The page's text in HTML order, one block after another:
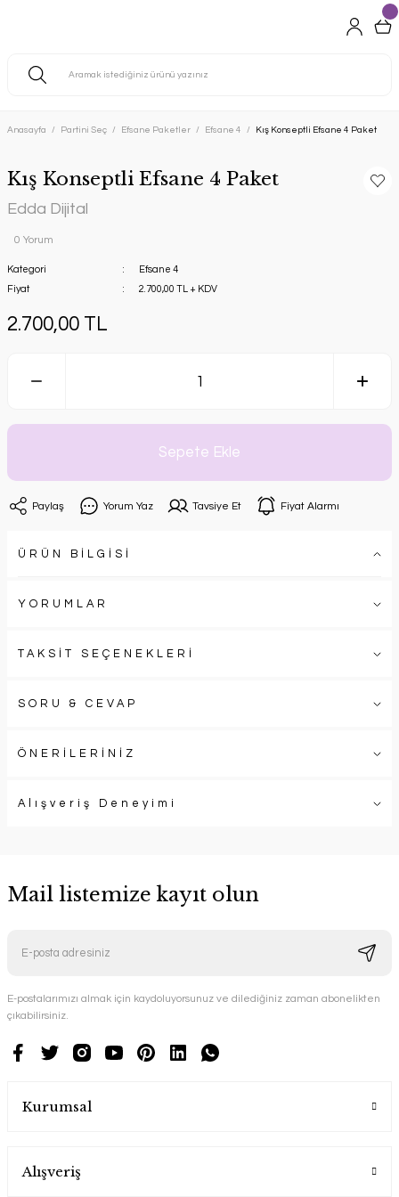
Anasayfa Partini Seç Efsane Paketler Efsane 4 Kış Konseptli Efsane 4 Paket
Kış Konseptli Efsane 4 Paket
Edda Dijital
0 Yorum
Kategori
Efsane 4
Fiyat
2.700,00 TL + KDV
2.700,00 TL
Sepete Ekle
Paylaş Yorum Yaz Tavsiye Et Fiyat Alarmı
ÜRÜN BİLGİSİ
YORUMLAR
TAKSİT SEÇENEKLERİ
SORU & CEVAP
ÖNERİLERİNİZ
Alışveriş Deneyimi
Mail listemize kayıt olun
E-postalarımızı almak için kaydoluyorsunuz ve dilediğiniz zaman abonelikten
çıkabilirsiniz.
Kurumsal
Alışveriş